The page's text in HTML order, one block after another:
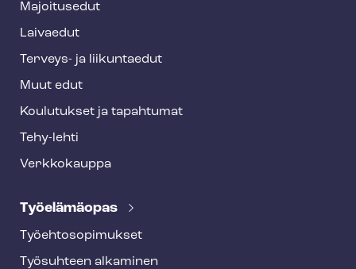
Majoitusedut
Laivaedut
Terveys- ja liikuntaedut
Muut edut
Koulutukset ja tapahtumat
Tehy-lehti
Verkkokauppa
Työelämäopas
Työ­eh­to­so­pi­muk­set
Työsuhteen alkaminen